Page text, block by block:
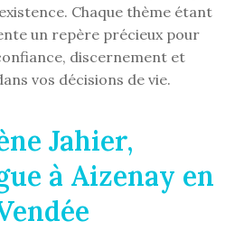
Chaque thème étant
un repère précieux pour
discernement et
vos décisions de vie.
Jahier,
à Aizenay en